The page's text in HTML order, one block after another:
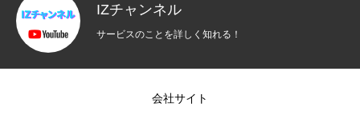
IZチャンネル
サービスのことを詳しく知れる！
会社サイト